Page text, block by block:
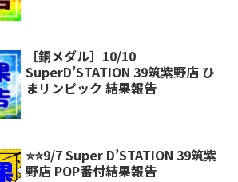
［銅メダル］10/10
SuperD’STATION 39筑紫野店 ひ
まリンピック 結果報告
⭐️⭐️9/7 Super D’STATION 39筑紫
野店 POP番付結果報告